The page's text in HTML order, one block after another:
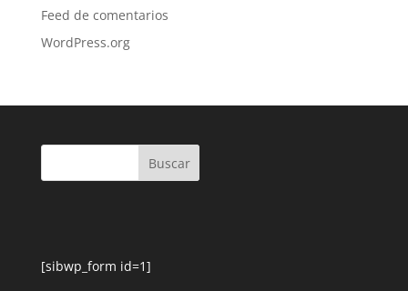
Feed de comentarios
WordPress.org
[sibwp_form id=1]